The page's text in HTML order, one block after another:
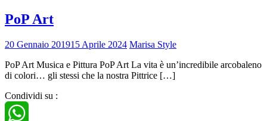
PoP Art
20 Gennaio 201915 Aprile 2024 Marisa Style
PoP Art Musica e Pittura PoP Art La vita è un’incredibile arcobaleno
di colori… gli stessi che la nostra Pittrice […]
Condividi su :